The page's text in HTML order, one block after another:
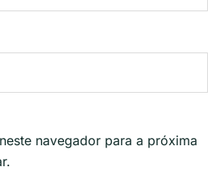
navegador para a próxima